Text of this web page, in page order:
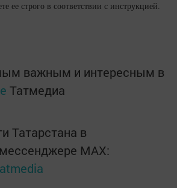
ее строго в соответствии с инструкцией.
важным и интересным в
Татмедиа
Татарстана в
MАХ: